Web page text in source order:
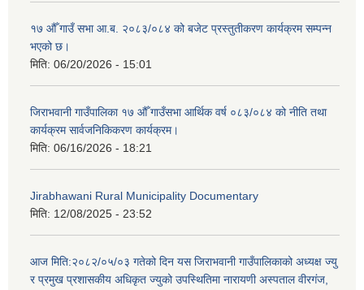
१७ औँ गाउँ सभा आ.ब. २०८३/०८४ को बजेट प्रस्तुतीकरण कार्यक्रम सम्पन्न
भएको छ।
मिति: 06/20/2026 - 15:01
जिराभवानी गाउँपालिका १७ औँ गाउँसभा आर्थिक वर्ष ०८३/०८४ को नीति तथा
कार्यक्रम सार्वजनिकिकरण कार्यक्रम।
मिति: 06/16/2026 - 18:21
Jirabhawani Rural Municipality Documentary
मिति: 12/08/2025 - 23:52
आज मिति:२०८२/०५/०३ गतेको दिन यस जिराभवानी गाउँपालिकाको अध्यक्ष ज्यु
र प्रमुख प्रशासकीय अधिकृत ज्युको उपस्थितिमा नारायणी अस्पताल वीरगंज,